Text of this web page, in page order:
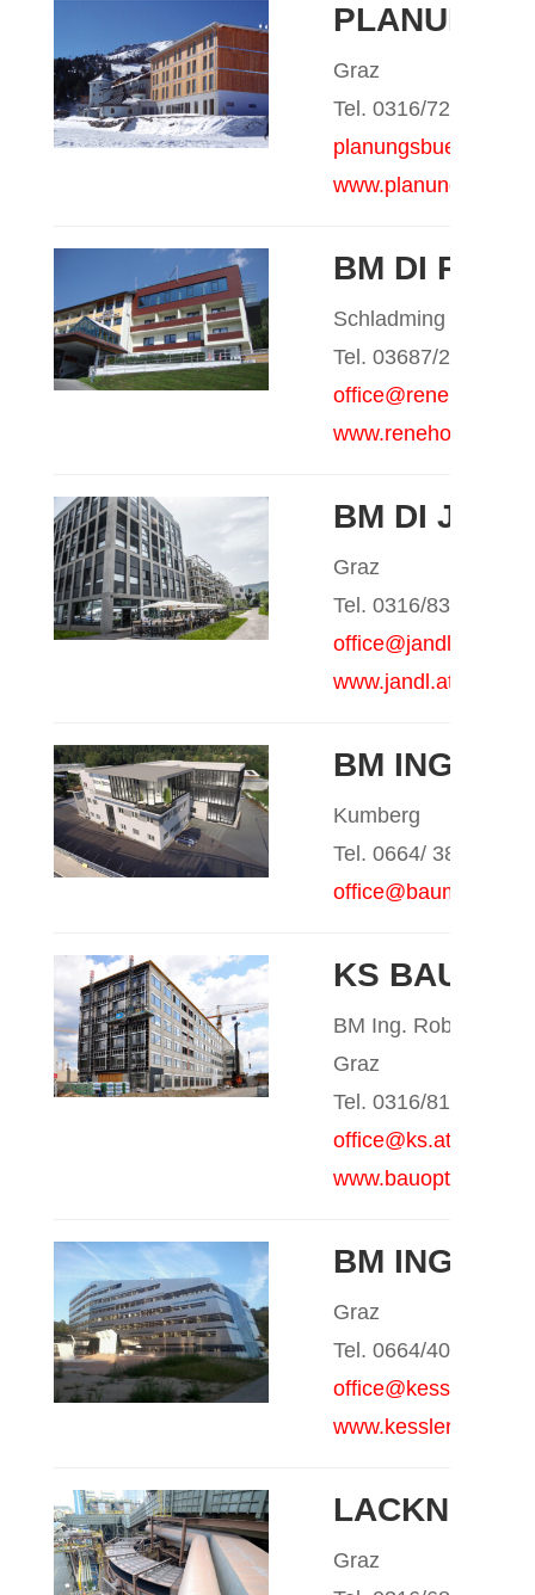
Graz
Tel. 0316/721360
BM DI
Schladming
Tel. 03687/24555
BM DI
Graz
Tel. 0316/837313
office@jandl.at
www.jandl.at
BM ING.
Kumberg
Tel. 0664/ 380 28 45
office@baumeister-
KS
BM Ing. Robert
Graz
Tel. 0316/8184210
office@ks.at
BM ING.
Graz
Tel. 0664/4056973
office@kessler.st
www.kessler.st
LACKNER
Graz